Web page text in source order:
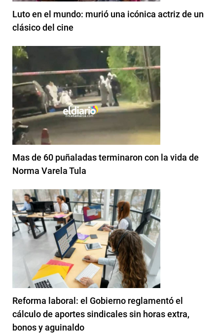
Luto en el mundo: murió una icónica actriz de un
clásico del cine
Mas de 60 puñaladas terminaron con la vida de
Norma Varela Tula
Reforma laboral: el Gobierno reglamentó el
cálculo de aportes sindicales sin horas extra,
bonos y aguinaldo